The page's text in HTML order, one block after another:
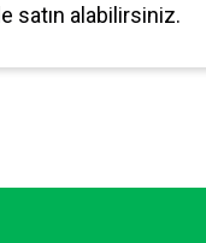
satın alabilirsiniz.